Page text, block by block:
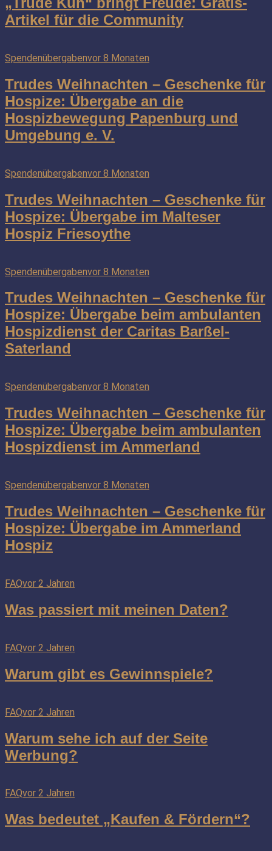
Artikel für die Community
Spendenübergabenvor 8 Monaten
Trudes Weihnachten – Geschenke für
Hospize: Übergabe an die
Hospizbewegung Papenburg und
Umgebung e. V.
Spendenübergabenvor 8 Monaten
Trudes Weihnachten – Geschenke für
Hospize: Übergabe im Malteser
Hospiz Friesoythe
Spendenübergabenvor 8 Monaten
Trudes Weihnachten – Geschenke für
Hospize: Übergabe beim ambulanten
Hospizdienst der Caritas Barßel-
Saterland
Spendenübergabenvor 8 Monaten
Trudes Weihnachten – Geschenke für
Hospize: Übergabe beim ambulanten
Hospizdienst im Ammerland
Spendenübergabenvor 8 Monaten
Trudes Weihnachten – Geschenke für
Hospize: Übergabe im Ammerland
Hospiz
FAQvor 2 Jahren
Was passiert mit meinen Daten?
FAQvor 2 Jahren
Warum gibt es Gewinnspiele?
FAQvor 2 Jahren
Warum sehe ich auf der Seite
Werbung?
FAQvor 2 Jahren
Was bedeutet „Kaufen & Fördern“?